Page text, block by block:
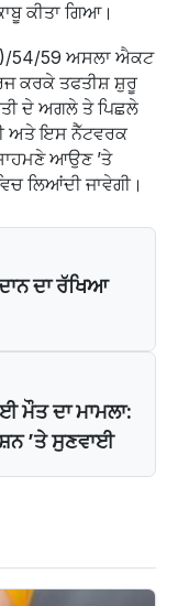
ਕੀਤਾ ਗਿਆ।
54/59 ਅਸਲਾ ਐਕਟ
ਕਰਕੇ ਤਫਤੀਸ਼ ਸ਼ੁਰੂ
ਦੇ ਅਗਲੇ ਤੇ ਪਿਛਲੇ
ਅਤੇ ਇਸ ਨੈੱਟਵਰਕ
ਆਉਣ ’ਤੇ
ਲਿਆਂਦੀ ਜਾਵੇਗੀ।
ਦਾ ਰੱਖਿਆ
ਮੌਤ ਦਾ ਮਾਮਲਾ:
’ਤੇ ਸੁਣਵਾਈ